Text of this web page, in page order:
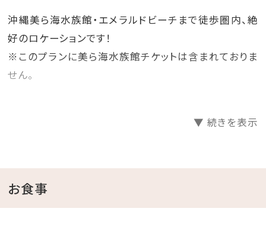
沖縄美ら海水族館・エメラルドビーチまで徒歩圏内、絶
好のロケーションです！
※このプランに美ら海水族館チケットは含まれておりま
せん。
＼注目！今のおトク・おすすめ／をお知らせ！
【お客様へ】
▼ 続きを表示
お食事